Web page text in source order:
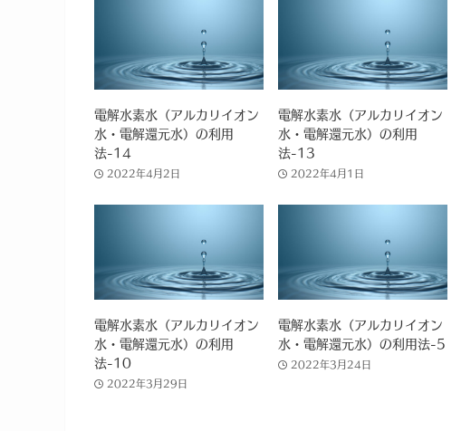
電解水素水（アルカリイオン
水・電解還元水）の利用
法-14
2022年4月2日
電解水素水（アルカリイオン
水・電解還元水）の利用
法-13
2022年4月1日
電解水素水（アルカリイオン
水・電解還元水）の利用
法-10
2022年3月29日
電解水素水（アルカリイオン
水・電解還元水）の利用法-5
2022年3月24日